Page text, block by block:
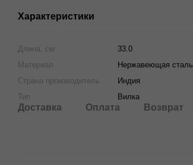
Характеристики
Длина, см
33.0
Материал
Нержавеющая сталь
Страна производитель
Индия
Тип
Вилка
Доставка Оплата Возврат